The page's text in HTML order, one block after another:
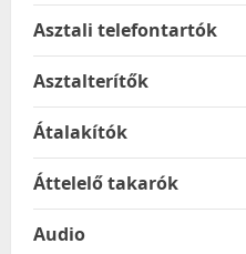
Asztali telefontartók
Asztalterítők
Átalakítók
Áttelelő takarók
Audio